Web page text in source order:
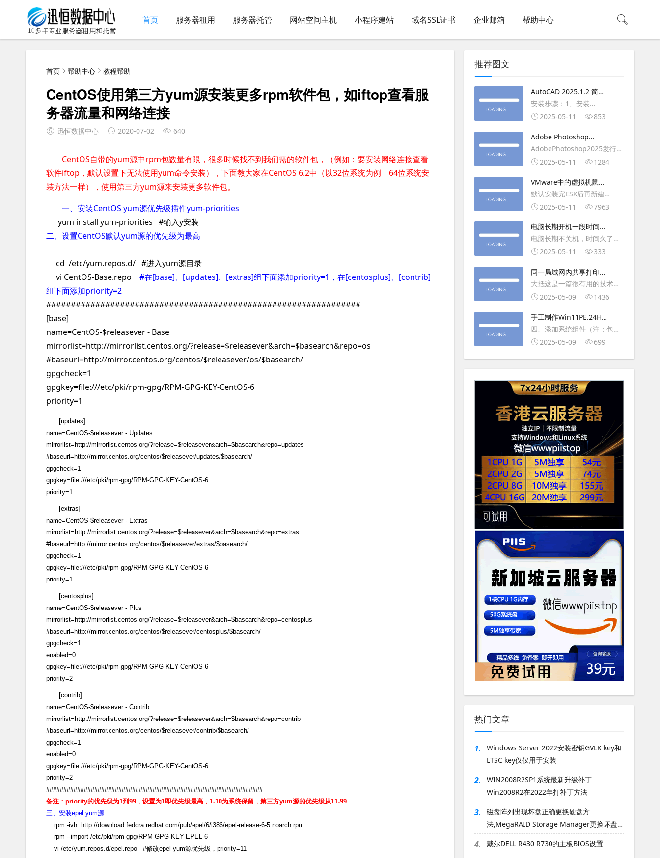
首页 服务器租用 服务器托管 网站空间主机 小程序建站 域名SSL证书 企业邮箱 帮助中心
首页 帮助中心 教程帮助
CentOS使用第三方yum源安装更多rpm软件包，如iftop查看服
务器流量和网络连接
迅恒数据中心 2020-07-02 640
CentOS自带的yum源中rpm包数量有限，很多时候找不到我们需的软件包，（例如：要安装网络连接查看
软件iftop，默认设置下无法使用yum命令安装）， 下面教大家在CentOS 6.2中（以32位系统为例，64位系统安
装方法一样），使用第三方yum源来安装更多软件包。
一、安装CentOS yum源优先级插件yum-priorities
yum install yum-priorities #输入y安装
二、设置CentOS默认yum源的优先级为最高
cd /etc/yum.repos.d/ #进入yum源目录
vi CentOS-Base.repo #在[base]、[updates]、[extras]组下面添加priority=1，在[centosplus]、[contrib]
组下面添加priority=2
################################################################
[base]
name=CentOS-$releasever - Base
mirrorlist=http://mirrorlist.centos.org/?release=$releasever&arch=$basearch&repo=os
#baseurl=http://mirror.centos.org/centos/$releasever/os/$basearch/
gpgcheck=1
gpgkey=file:///etc/pki/rpm-gpg/RPM-GPG-KEY-CentOS-6
priority=1
[updates]
name=CentOS-$releasever - Updates
mirrorlist=http://mirrorlist.centos.org/?release=$releasever&arch=$basearch&repo=updates
#baseurl=http://mirror.centos.org/centos/$releasever/updates/$basearch/
gpgcheck=1
gpgkey=file:///etc/pki/rpm-gpg/RPM-GPG-KEY-CentOS-6
priority=1
[extras]
name=CentOS-$releasever - Extras
mirrorlist=http://mirrorlist.centos.org/?release=$releasever&arch=$basearch&repo=extras
#baseurl=http://mirror.centos.org/centos/$releasever/extras/$basearch/
gpgcheck=1
gpgkey=file:///etc/pki/rpm-gpg/RPM-GPG-KEY-CentOS-6
priority=1
[centosplus]
name=CentOS-$releasever - Plus
mirrorlist=http://mirrorlist.centos.org/?release=$releasever&arch=$basearch&repo=centosplus
#baseurl=http://mirror.centos.org/centos/$releasever/centosplus/$basearch/
gpgcheck=1
enabled=0
gpgkey=file:///etc/pki/rpm-gpg/RPM-GPG-KEY-CentOS-6
priority=2
[contrib]
name=CentOS-$releasever - Contrib
mirrorlist=http://mirrorlist.centos.org/?release=$releasever&arch=$basearch&repo=contrib
#baseurl=http://mirror.centos.org/centos/$releasever/contrib/$basearch/
gpgcheck=1
enabled=0
gpgkey=file:///etc/pki/rpm-gpg/RPM-GPG-KEY-CentOS-6
priority=2
###############################################################
备注：priority的优先级为1到99，设置为1即优先级最高，1-10为系统保留，第三方yum源的优先级从11-99
三、安装epel yum源
rpm -ivh http://download.fedora.redhat.com/pub/epel/6/i386/epel-release-6-5.noarch.rpm
rpm --import /etc/pki/rpm-gpg/RPM-GPG-KEY-EPEL-6
vi /etc/yum.repos.d/epel.repo #修改epel yum源优先级，priority=11
推荐图文
AutoCAD 2025.1.2 简体
中文版（64位）破解版下
载
安装步骤：1、安装
AutoCAD_2025.1.2_Update3、
复制Crack里面的文件到
AutoCAD安装目录里，覆盖同
名文件4、完最低
2025-05-11 853
Adobe Photoshop
2025（v26.6.1）多语言
破解版下载
AdobePhotoshop2025发行
年：2025版本：26.6.1.7开发
平台：WindowsX64界面语
言：英语/匈牙利/匈牙利/越南/
荷兰/印尼/西班牙/西班牙语/意
大利
2025-05-11 1284
VMware中的虚拟机鼠标
移动缓慢,VMware虚拟机
卡顿慢,鼠标移动卡顿问题
默认安装完ESX后再新建
WINDOWS虚拟主机，如
操作虚拟主机，鼠标会非常
钝，这是因为虚拟机没有鼠标
驱动，通过安装vmwaretool后
就可以解决此问
2025-05-11 7963
电脑长期开机一段时间就
卡顿怎么处理
电脑长期不关机，时间久了就
会一直卡，CPU和内存都没占
久，打开任务管理器5秒钟。一
般重启下电脑就可以了或重启
下资源管理器(explorer.exe进
程).
2025-05-11 333
同一局域网内共享打印机
的连接及相关问题解决方
法
大抵这是一篇很有用的技术教
程文章吧！涉及的内容普遍而
不自觉地点赞收藏吧~包含内容
有：共享前的准备工作在设置
打印机共享之前，你得先确保
两台电脑
2025-05-09 1436
手工制作Win11PE.24H2
LTSC2024详细教程2
四、添加系统组件（注：包含
DWM、BitLocker解锁、MMC
第5卷提取以下文件到BOOT文
件夹：;DWM桌面窗口管理器
2025-05-09 699
热门文章
1.
Windows Server 2022安装密钥GVLK key和
LTSC key仅仅用于安装
2.
WIN2008R2SP1系统最新升级补丁
Win2008R2在2022年打补丁方法
3.
磁盘阵列出现坏盘正确更换硬盘方
法,MegaRAID Storage Manager更换坏盘方
法
4. 戴尔DELL R430 R730的主板BIOS设置